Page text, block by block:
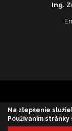
Ing.
Na zlepšenie
Používaním